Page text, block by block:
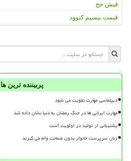
فیش حج
قیمت بیسیم کنوود
پربیننده ترین ها
دیپلماسی مهارت تقویت می شود
مهارت ایرانی ها در جنگ رمضان به دنیا نشان داده شد
پشتیبانی از تولید در اولویت است
زنان سرپرست خانوار بدون ضمانت وام می گیرند